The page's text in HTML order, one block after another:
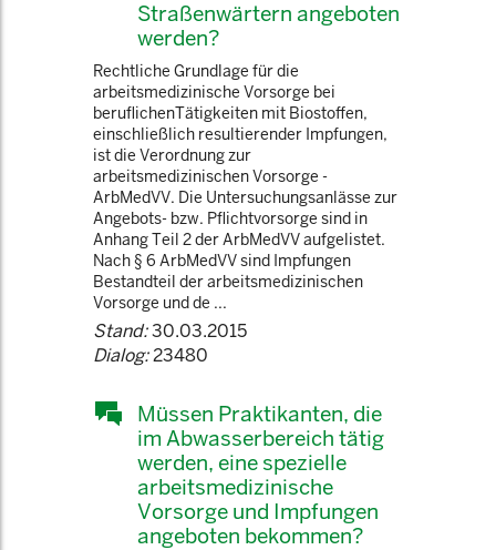
Straßenwärtern angeboten
werden?
Rechtliche Grundlage für die
arbeitsmedizinische Vorsorge bei
beruflichenTätigkeiten mit Biostoffen,
einschließlich resultierender Impfungen,
ist die Verordnung zur
arbeitsmedizinischen Vorsorge -
ArbMedVV. Die Untersuchungsanlässe zur
Angebots- bzw. Pflichtvorsorge sind in
Anhang Teil 2 der ArbMedVV aufgelistet.
Nach § 6 ArbMedVV sind Impfungen
Bestandteil der arbeitsmedizinischen
Vorsorge und de ...
Stand:30.03.2015
Dialog:23480
Müssen Praktikanten, die
im Abwasserbereich tätig
werden, eine spezielle
arbeitsmedizinische
Vorsorge und Impfungen
angeboten bekommen?